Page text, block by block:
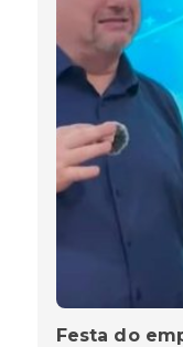
Festa do